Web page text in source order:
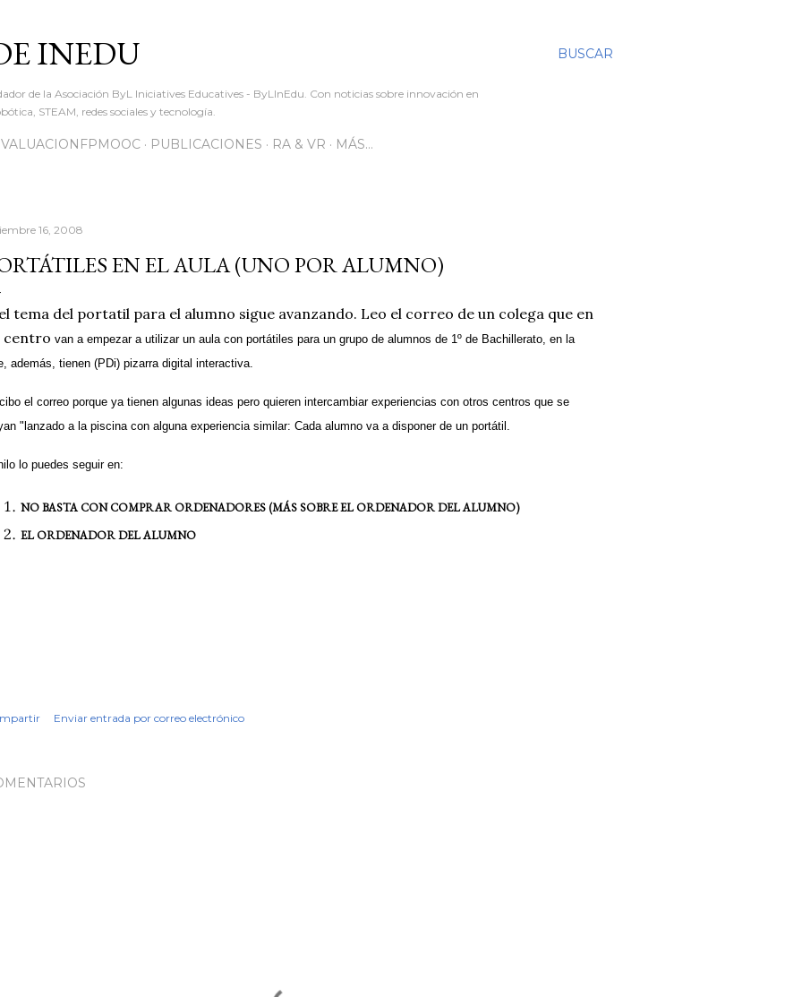
BUSCAR
INEDU
de la Asociación ByL Iniciatives Educatives - ByLInEdu. Con noticias sobre innovación en
STEAM, redes sociales y tecnología.
PUBLICACIONES RA & VR MÁS…
16, 2008
EN EL AULA (UNO POR ALUMNO)
tema del portatil para el alumno sigue avanzando. Leo el correo de un colega que en
centro van a empezar a utilizar un aula con portátiles para un grupo de alumnos de 1º de Bachillerato, en la
además, tienen (PDi) pizarra digital interactiva.
el correo porque ya tienen algunas ideas pero quieren intercambiar experiencias con otros centros que se
"lanzado a la piscina con alguna experiencia similar: Cada alumno va a disponer de un portátil.
lo puedes seguir en:
NO BASTA CON COMPRAR ORDENADORES (MÁS SOBRE EL ORDENADOR DEL ALUMNO)
EL ORDENADOR DEL ALUMNO
Enviar entrada por correo electrónico